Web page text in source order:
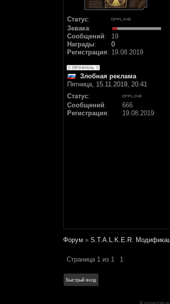
Статус:
Зевака:
Сообщений:
19
Награды:
0
Регистрация: 19.08.2019
Злобная реклама
Пятница, 15.11.2019, 20:41
Статус:
Сообщений:
666
Регистрация: 19.08.2019
Форум » S.T.A.L.K.E.R.
Страница 1 из 1 1